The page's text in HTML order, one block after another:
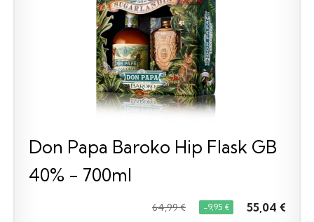
Don Papa Baroko Hip Flask GB
40% - 700ml
64,99 € −9,95 € 55,04 €